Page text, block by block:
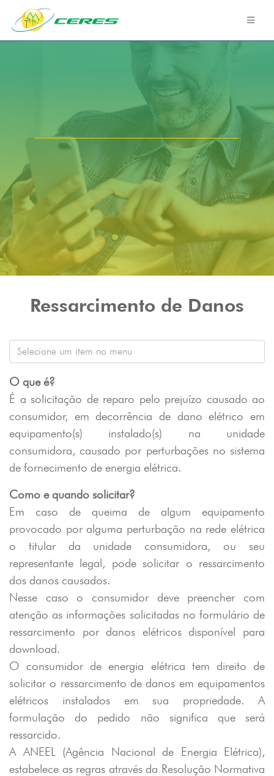
Ressarcimento de Danos
O que é?
É a solicitação de reparo pelo prejuízo causado ao
consumidor, em decorrência de dano elétrico em
equipamento(s) instalado(s) na unidade
consumidora, causado por perturbações no sistema
de fornecimento de energia elétrica.
Como e quando solicitar?
Em caso de queima de algum equipamento
provocado por alguma perturbação na rede elétrica
o titular da unidade consumidora, ou seu
representante legal, pode solicitar o ressarcimento
dos danos causados.
Nesse caso o consumidor deve preencher com
atenção as informações solicitadas no formulário de
ressarcimento por danos elétricos disponível para
download.
O consumidor de energia elétrica tem direito de
solicitar o ressarcimento de danos em equipamentos
elétricos instalados em sua propriedade. A
formulação do pedido não significa que será
ressarcido.
A ANEEL (Agência Nacional de Energia Elétrica),
estabelece as regras através da Resolução Normativa